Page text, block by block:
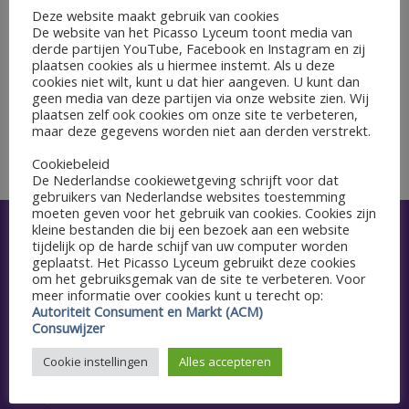
GEGEVENS
Datum:
11 april 2023
CPE CPE
Snel naar
Aanmelden
Agenda
Schoolgids
Deze website maakt gebruik van cookies
De website van het Picasso Lyceum toont media van
derde partijen YouTube, Facebook en Instagram en zij
plaatsen cookies als u hiermee instemt. Als u deze
cookies niet wilt, kunt u dat hier aangeven. U kunt dan
geen media van deze partijen via onze website zien. Wij
plaatsen zelf ook cookies om onze site te verbeteren,
maar deze gegevens worden niet aan derden verstrekt.
Cookiebeleid
De Nederlandse cookiewetgeving schrijft voor dat
gebruikers van Nederlandse websites toestemming
moeten geven voor het gebruik van cookies. Cookies zijn
kleine bestanden die bij een bezoek aan een website
tijdelijk op de harde schijf van uw computer worden
geplaatst. Het Picasso Lyceum gebruikt deze cookies
om het gebruiksgemak van de site te verbeteren. Voor
meer informatie over cookies kunt u terecht op:
Autoriteit Consument en Markt (ACM)
Consuwijzer
Cookie instellingen Alles accepteren